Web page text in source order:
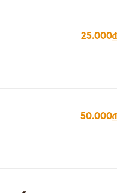
25.000₫
50.000₫